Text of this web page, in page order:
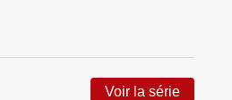
Voir la série